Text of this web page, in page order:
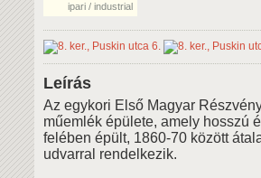
ipari / industrial
Leírás
Az egykori Első Magyar
műemlék épülete, amely hosszú
felében épült, 1860-70 között
udvarral rendelkezik.